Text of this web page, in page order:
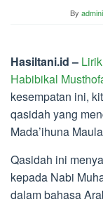
By
Hasiltani.id –
Habibikal
kesempatan ini,
qasidah yang
Mada’ihuna
Qasidah ini
kepada Nabi
dalam bahasa